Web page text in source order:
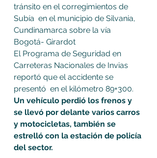
tránsito en el corregimientos de
Subía  en el municipio de Silvania,
Cundinamarca sobre la vía
Bogotá- Girardot
El Programa de Seguridad en
Carreteras Nacionales de Invias
reportó que el accidente se
presentó  en el kilómetro 89+300.
Un vehículo perdió los frenos y
se llevó por delante varios carros
y motocicletas, también se
estrelló con la estación de policía
del sector.